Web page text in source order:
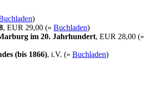
)
, EUR 29,00 (» Buchladen)
im 20. Jahrhundert, EUR 28,00 (»
(bis 1866), i.V. (» Buchladen)